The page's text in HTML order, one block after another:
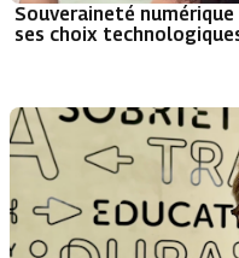
Souveraineté
ses choix